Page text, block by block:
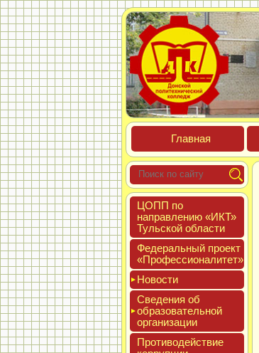
Глав­ная
ЦОПП по
нап­равле­нию «ИКТ»
Туль­ской об­ласти
Феде­раль­ный про­ект
«Про­фес­си­она­литет»
Новос­ти
Све­дения об
об­ра­зова­тель­ной
ор­га­низа­ции
Про­тиво­дей­ствие